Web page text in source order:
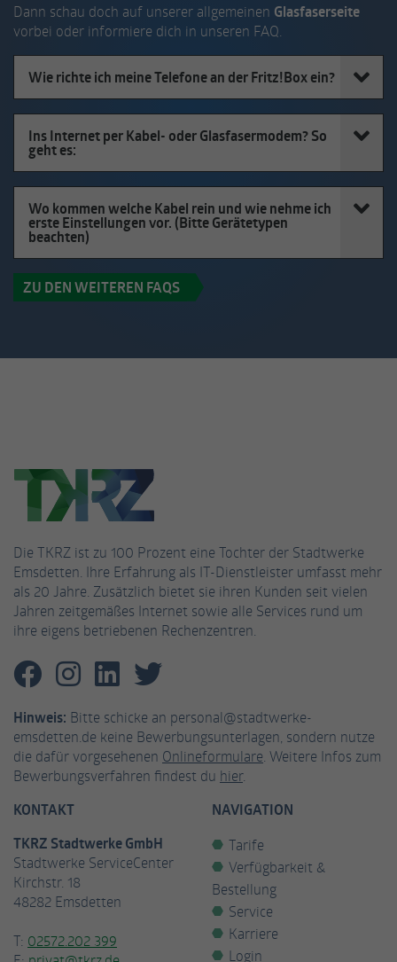
Dann schau doch auf unserer allgemeinen Glasfaserseite
vorbei oder informiere dich in unseren FAQ.
Wie richte ich meine Telefone an der Fritz!Box ein?
Ins Internet per Kabel- oder Glasfasermodem? So
geht es:
Wo kommen welche Kabel rein und wie nehme ich
erste Einstellungen vor. (Bitte Gerätetypen
beachten)
ZU DEN WEITEREN FAQS
Die TKRZ ist zu 100 Prozent eine Tochter der Stadtwerke
Emsdetten. Ihre Erfahrung als IT-Dienstleister umfasst mehr
als 20 Jahre. Zusätzlich bietet sie ihren Kunden seit vielen
Jahren zeitgemäßes Internet sowie alle Services rund um
ihre eigens betriebenen Rechenzentren.
Hinweis: Bitte schicke an personal@stadtwerke-
emsdetten.de keine Bewerbungsunterlagen, sondern nutze
die dafür vorgesehenen Onlineformulare . Weitere Infos zum
Bewerbungsverfahren findest du hier.
KONTAKT
TKRZ Stadtwerke GmbH
Stadtwerke ServiceCenter
Kirchstr. 18
48282 Emsdetten
T: 02572.202 399
NAVIGATION
Tarife
Verfügbarkeit &
Bestellung
Service
Karriere
Login